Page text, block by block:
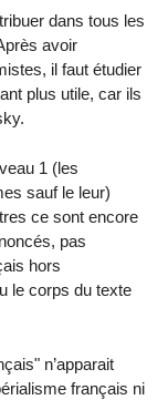
dans tous les
avoir
il faut étudier
plus utile, car ils
1 (les
sauf le leur)
ce sont encore
pas
hors
le corps du texte
n’apparait
français ni